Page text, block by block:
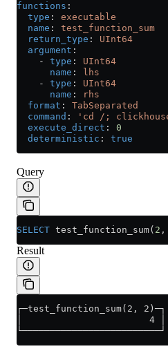
functions :
  type
: executable
  name
: test_function_sum
  return_type
: UInt64
  argument
:
    -
type : UInt64
      name
:
lhs
    -
type : UInt64
      name
:
rhs
  format
: TabSeparated
  command
:
'cd /;
  execute_direct
: 0
  deterministic
: true
Query
SELECT test_function_sum( 2 ,
Result
┌─test_function_sum(2, 2)─┐
│                       4 │
└─────────────────────────┘